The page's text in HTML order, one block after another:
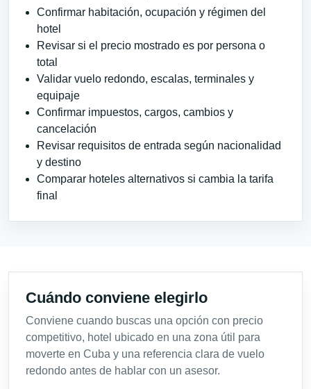
Confirmar habitación, ocupación y régimen del
hotel
Revisar si el precio mostrado es por persona o
total
Validar vuelo redondo, escalas, terminales y
equipaje
Confirmar impuestos, cargos, cambios y
cancelación
Revisar requisitos de entrada según nacionalidad
y destino
Comparar hoteles alternativos si cambia la tarifa
final
Cuándo conviene elegirlo
Conviene cuando buscas una opción con precio
competitivo, hotel ubicado en una zona útil para
moverte en Cuba y una referencia clara de vuelo
redondo antes de hablar con un asesor.